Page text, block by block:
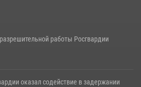
работы Росгвардии
оказал содействие в задержании